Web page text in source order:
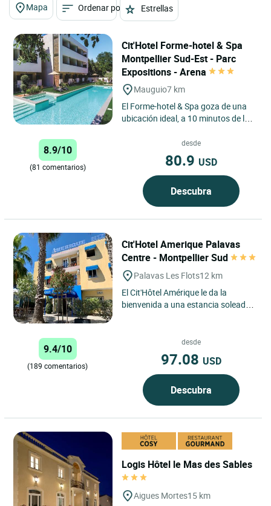
Mapa Ordenar por Estrellas
Cit'Hotel Forme-hotel & Spa
Montpellier Sud-Est - Parc
Expositions - Arena
Mauguio7 km
El Forme-hotel & Spa goza de una
ubicación ideal, a 10 minutos de las
8.9/10
(81 comentarios)
desde
80.9 USD
Descubra
Cit'Hotel Amerique Palavas
Centre - Montpellier Sud
Palavas Les Flots12 km
El Cit'Hôtel Amérique le da la
bienvenida a una estancia soleada
9.4/10
(189 comentarios)
desde
97.08 USD
Descubra
Logis Hôtel le Mas des Sables
Aigues Mortes15 km